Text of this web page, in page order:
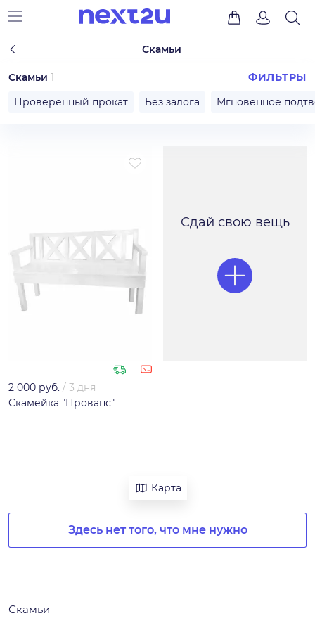
Скамьи
Скамьи 1
ФИЛЬТРЫ
Проверенный прокат
Без залога Мгновенное
2 000 руб. / 3 дня
Скамейка "Прованс"
Сдай свою вещь
Карта
Здесь нет того, что мне нужно
Скамьи